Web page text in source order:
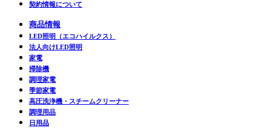
契約情報について
商品情報
LED照明（エコハイルクス）
法人向けLED照明
家電
掃除機
調理家電
季節家電
高圧洗浄機・スチームクリーナー
調理用品
日用品